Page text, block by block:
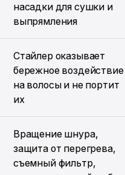
насадки для сушки и
выпрямления
Стайлер оказывает
бережное воздействие
на волосы и не портит
их
Вращение шнура,
защита от перегрева,
съемный фильтр,